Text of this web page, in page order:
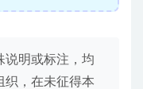
说明或标注，均
织，在未征得本